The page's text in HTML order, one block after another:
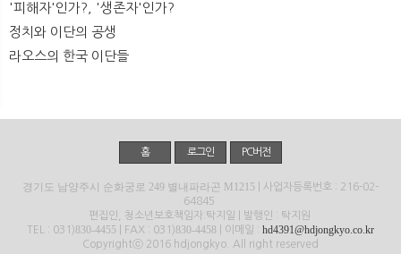
'피해자'인가?, '생존자'인가?
정치와 이단의 공생
라오스의 한국 이단들
홈 로그인 PC버전
경기도 남양주시 순화궁로 249 별내파라곤 M1215 | 사업자등록번호 : 216-02-
64845
편집인, 청소년보호책임자:탁지일 | 발행인 : 탁지원
TEL : 031)830-4455 | FAX : 031)830-4458 | 이메일 : hd4391@hdjongkyo.co.kr
Copyrightⓒ 2016 hdjongkyo. All right reserved